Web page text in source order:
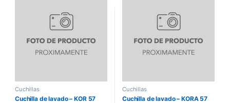
Cuchillas
Cuchilla de lavado – KOR 57
Cuchillas
Cuchilla de lavado – KORA 57